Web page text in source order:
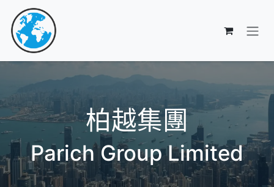
跳至內容
柏越集團
Parich Group Limited